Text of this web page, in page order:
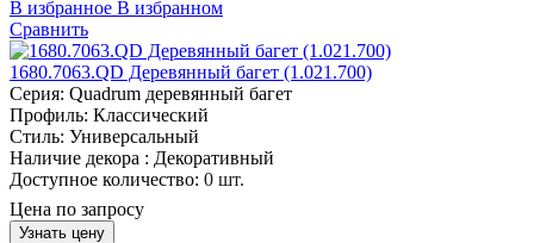
В избранное В избранном
Сравнить
1680.7063.QD Деревянный багет (1.021.700)
Серия: Quadrum деревянный багет
Профиль: Классический
Стиль: Универсальный
Наличие декора : Декоративный
Доступное количество: 0 шт.
Цена по запросу
Узнать цену